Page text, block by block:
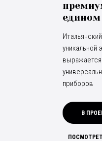
едином
уникальной
выражается
приборов
В